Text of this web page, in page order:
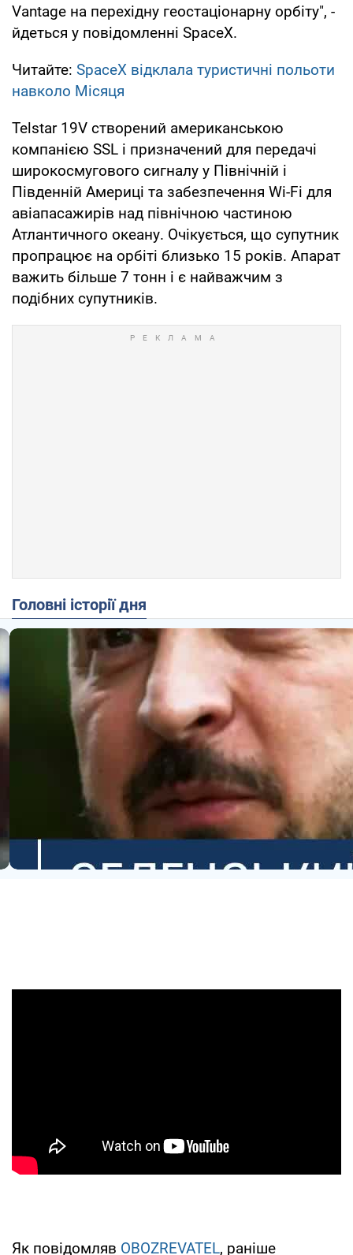
Vantage на перехідну геостаціонарну орбіту", -
йдеться у повідомленні SpaceX.
Читайте: SpaceX відклала туристичні польоти
навколо Місяця
Telstar 19V створений американською
компанією SSL і призначений для передачі
широкосмугового сигналу у Північній і
Південній Америці та забезпечення Wi-Fi для
авіапасажирів над північною частиною
Атлантичного океану. Очікується, що супутник
пропрацює на орбіті близько 15 років. Апарат
важить більше 7 тонн і є найважчим з
подібних супутників.
Головні історії дня
Як повідомляв OBOZREVATEL, раніше